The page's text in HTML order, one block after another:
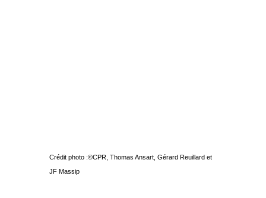
Crédit photo :©CPR, Thomas Ansart, Gérard Reuillard et
JF Massip